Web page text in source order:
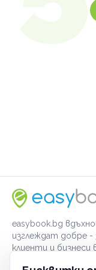
easybook.bg
изглеждат добре -
клиенти и бизнеси